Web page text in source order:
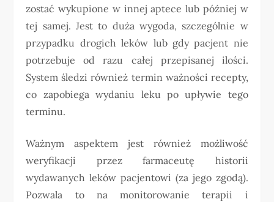
zostać wykupione w innej aptece lub później w
tej samej. Jest to duża wygoda, szczególnie w
przypadku drogich leków lub gdy pacjent nie
potrzebuje od razu całej przepisanej ilości.
System śledzi również termin ważności recepty,
co zapobiega wydaniu leku po upływie tego
terminu.
Ważnym aspektem jest również możliwość
weryfikacji przez farmaceutę historii
wydawanych leków pacjentowi (za jego zgodą).
Pozwala to na monitorowanie terapii i